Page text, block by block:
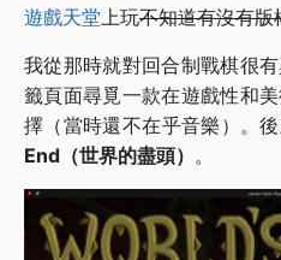
遊戲天堂上玩不知道有沒有版
我從那時就對回合制戰棋很
籤頁面尋覓一款在遊戲性和
擇（當時還不在乎音樂）。
End（世界的盡頭） 。